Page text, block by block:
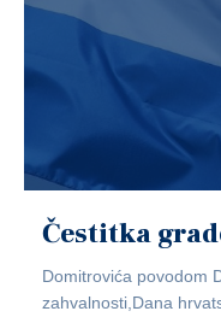
Čestitka
Domitrovića povodom
zahvalnosti,Dana